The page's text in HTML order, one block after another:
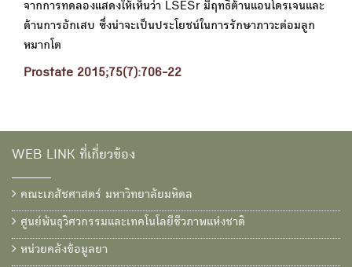
จากการทดลองแสดงให้เห็นว่า LSESr มีฤทธิ์ต้านแอนโดรเจนและ
ต้านการอักเสบ ซึ่งน่าจะเป็นประโยชน์ในการรักษาภาวะต่อมลูก
หมากโต
Prostate 2015;75(7):706-22
WEB LINK ที่เกี่ยวข้อง
คณะเภสัชศาสตร์ มหาวิทยาลัยมหิดล
ศูนย์พันธุวิศวกรรมและเทคโนโลยีชีวภาพแห่งชาติ
หน่วยคลังข้อมูลยา